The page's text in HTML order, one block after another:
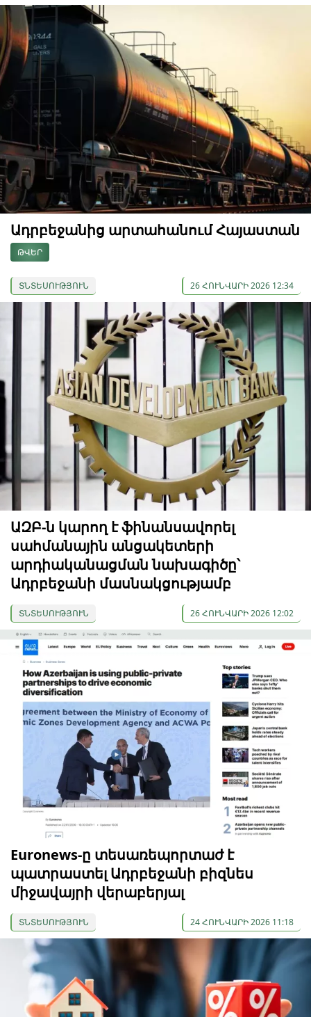
Ադրբեջանից արտահանում Հայաստան
ԹՎԵՐ
ՏՆՏԵՍՈՒԹՅՈՒՆ 26 ՀՈՒՆՎԱՐԻ 2026 12:34
ԱԶԲ-ն կարող է ֆինանսավորել
սահմանային անցակետերի
արդիականացման նախագիծը՝
Ադրբեջանի մասնակցությամբ
ՏՆՏԵՍՈՒԹՅՈՒՆ 26 ՀՈՒՆՎԱՐԻ 2026 12:02
Euronews-ը տեսառեպորտաժ է
պատրաստել Ադրբեջանի բիզնես
միջավայրի վերաբերյալ
ՏՆՏԵՍՈՒԹՅՈՒՆ 24 ՀՈՒՆՎԱՐԻ 2026 11:18